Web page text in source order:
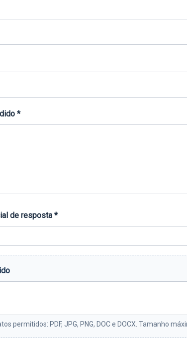
*
de resposta *
permitidos: PDF, JPG, PNG, DOC e DOCX. Tamanho